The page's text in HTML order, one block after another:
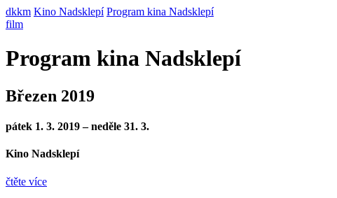
dkkm Kino Nadsklepí Program kina Nadsklepí
film
Program kina Nadsklepí
Březen 2019
pátek 1. 3. 2019 – neděle 31. 3.
Kino Nadsklepí
čtěte více